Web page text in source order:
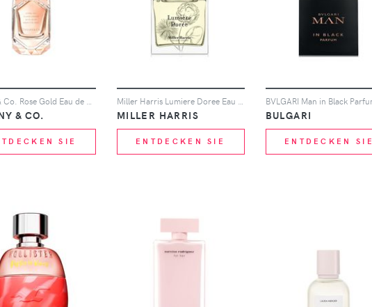
& CO.
SIE
MILLER HARRIS
ENTDECKEN SIE
BULGARI
ENTDECKEN SIE